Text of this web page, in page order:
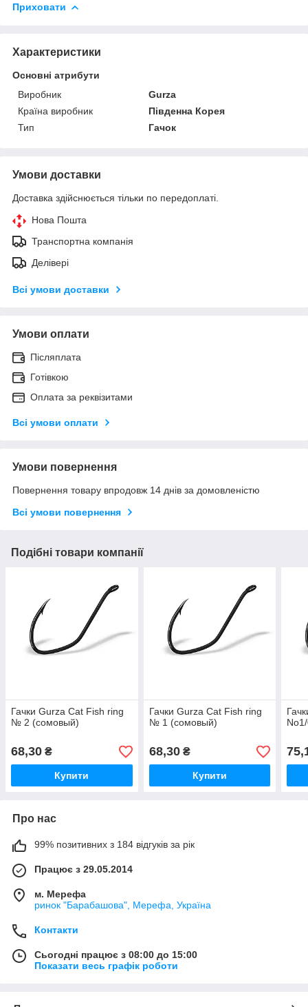
Приховати
Характеристики
Основні атрибути
Виробник
Gurza
Країна виробник
Південна Корея
Тип
Гачок
Умови доставки
Доставка здійснюється тільки по передоплаті.
Нова Пошта
Транспортна компанія
Делівері
Всі умови доставки
Умови оплати
Післяплата
Готівкою
Оплата за реквізитами
Всі умови оплати
Умови повернення
Повернення товару впродовж 14 днів за домовленістю
Всі умови повернення
Подібні товари компанії
Гачки Gurza Cat Fish ring
№ 2 (сомовый)
68,30 ₴
Купити
Гачки Gurza Cat Fish ring
№ 1 (сомовый)
68,30₴
Купити
Про нас
99% позитивних з 184 відгуків за рік
Працює з 29.05.2014
м. Мерефа
ринок "Барабашова", Мерефа, Україна
Контакти
Сьогодні працює з 08:00 до 15:00
Показати весь графік роботи